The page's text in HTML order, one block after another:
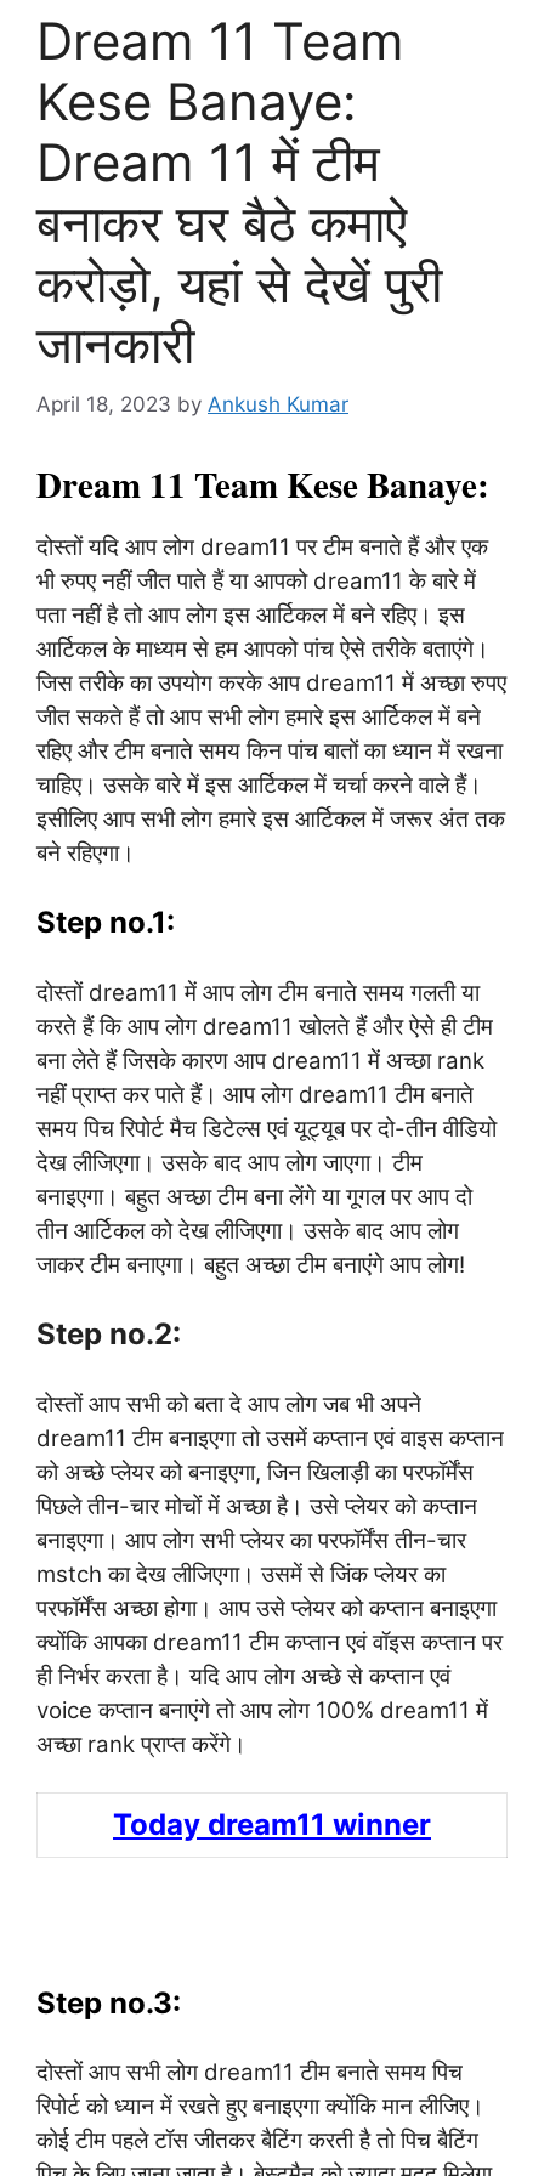
Dream 11 Team
Kese Banaye:
Dream 11 में टीम
बनाकर घर बैठे कमाऐ
करोड़ो, यहां से देखें पुरी
जानकारी
April 18, 2023 by Ankush Kumar
Dream 11 Team Kese Banaye:
दोस्तों यदि आप लोग dream11 पर टीम बनाते हैं और एक
भी रुपए नहीं जीत पाते हैं या आपको dream11 के बारे में
पता नहीं है तो आप लोग इस आर्टिकल में बने रहिए। इस
आर्टिकल के माध्यम से हम आपको पांच ऐसे तरीके बताएंगे।
जिस तरीके का उपयोग करके आप dream11 में अच्छा रुपए
जीत सकते हैं तो आप सभी लोग हमारे इस आर्टिकल में बने
रहिए और टीम बनाते समय किन पांच बातों का ध्यान में रखना
चाहिए। उसके बारे में इस आर्टिकल में चर्चा करने वाले हैं।
इसीलिए आप सभी लोग हमारे इस आर्टिकल में जरूर अंत तक
बने रहिएगा।
Step no.1:
दोस्तों dream11 में आप लोग टीम बनाते समय गलती या
करते हैं कि आप लोग dream11 खोलते हैं और ऐसे ही टीम
बना लेते हैं जिसके कारण आप dream11 में अच्छा rank
नहीं प्राप्त कर पाते हैं। आप लोग dream11 टीम बनाते
समय पिच रिपोर्ट मैच डिटेल्स एवं यूट्यूब पर दो-तीन वीडियो
देख लीजिएगा। उसके बाद आप लोग जाएगा। टीम
बनाइएगा। बहुत अच्छा टीम बना लेंगे या गूगल पर आप दो
तीन आर्टिकल को देख लीजिएगा। उसके बाद आप लोग
जाकर टीम बनाएगा। बहुत अच्छा टीम बनाएंगे आप लोग!
Step no.2:
दोस्तों आप सभी को बता दे आप लोग जब भी अपने
dream11 टीम बनाइएगा तो उसमें कप्तान एवं वाइस कप्तान
को अच्छे प्लेयर को बनाइएगा, जिन खिलाड़ी का परफॉर्मेंस
पिछले तीन-चार मोचों में अच्छा है। उसे प्लेयर को कप्तान
बनाइएगा। आप लोग सभी प्लेयर का परफॉर्मेंस तीन-चार
mstch का देख लीजिएगा। उसमें से जिंक प्लेयर का
परफॉर्मेंस अच्छा होगा। आप उसे प्लेयर को कप्तान बनाइएगा
क्योंकि आपका dream11 टीम कप्तान एवं वॉइस कप्तान पर
ही निर्भर करता है। यदि आप लोग अच्छे से कप्तान एवं
voice कप्तान बनाएंगे तो आप लोग 100% dream11 में
अच्छा rank प्राप्त करेंगे।
Today dream11 winner
Step no.3:
दोस्तों आप सभी लोग dream11 टीम बनाते समय पिच
रिपोर्ट को ध्यान में रखते हुए बनाइएगा क्योंकि मान लीजिए।
कोई टीम पहले टॉस जीतकर बैटिंग करती है तो पिच बैटिंग